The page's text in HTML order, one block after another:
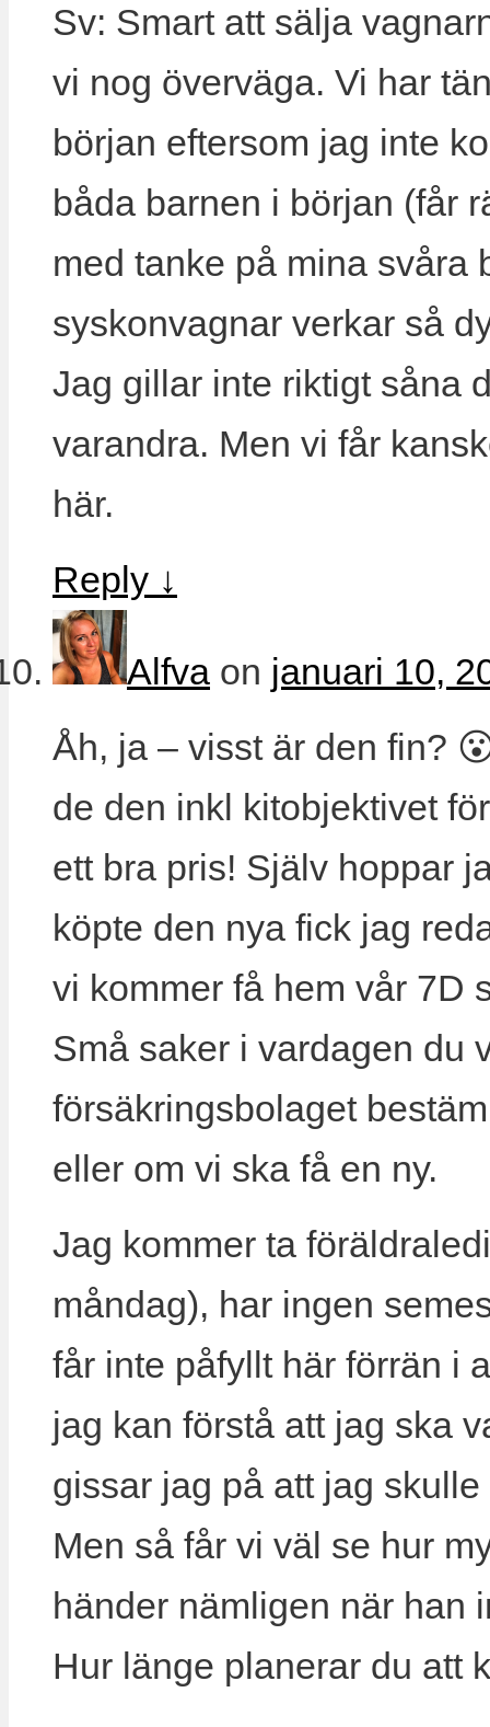
Sv: Smart att sälja
vi nog överväga. Vi har
början eftersom jag inte
båda barnen i början (får
med tanke på mina svåra
syskonvagnar verkar så
Jag gillar inte riktigt såna
varandra. Men vi får
här.
Reply ↓
Alfva on januari 10,
Åh, ja – visst är den fin?
de den inkl kitobjektivet
ett bra pris! Själv hoppar
köpte den nya fick jag
vi kommer få hem vår 7D
Små saker i vardagen du
försäkringsbolaget
eller om vi ska få en ny.
Jag kommer ta
måndag), har ingen
får inte påfyllt här förrän i
jag kan förstå att jag ska
gissar jag på att jag
Men så får vi väl se hur
händer nämligen när han
Hur länge planerar du att